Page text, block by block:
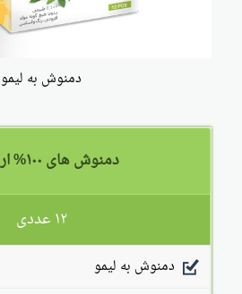
دمنوش به لیمو
دمنوش های ۱۰۰% ارگانیک
۱۲ عددی
دمنوش به لیمو